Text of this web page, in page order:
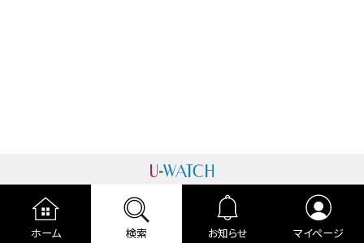
ホーム 検索 お知らせ マイページ
運営者情報 プライバシーポリシー
cookieポリシー
利用規約
ご利用ガイド 編集部より
広告掲載について